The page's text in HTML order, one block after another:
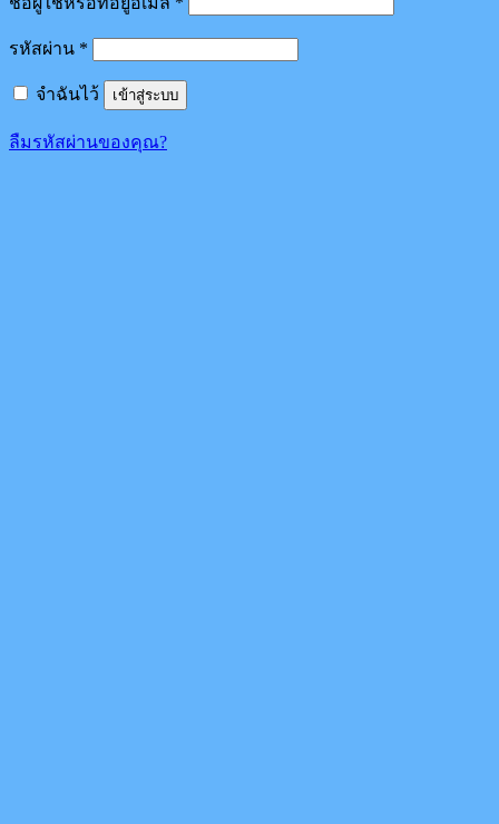
รหัสผ่าน *
จำฉันไว้ เข้าสู่ระบบ
ลืมรหัสผ่านของคุณ?